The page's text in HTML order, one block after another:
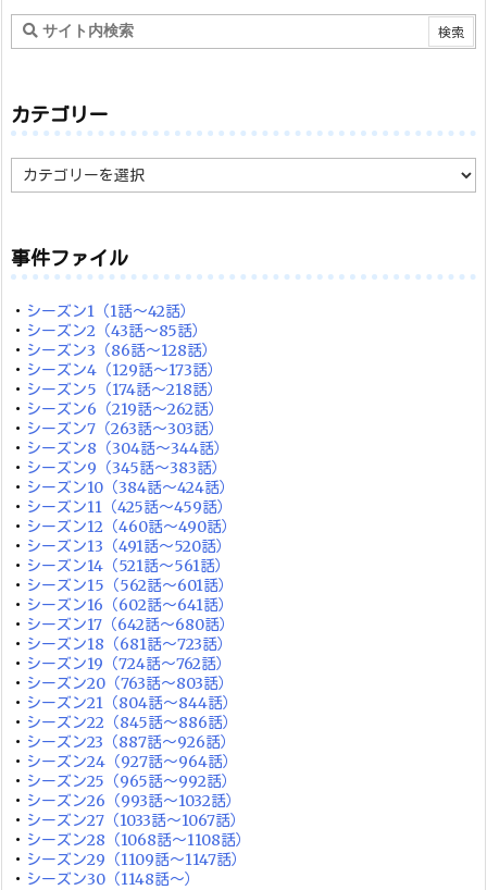
カテゴリー
カ
テ
ー
事件ファイル
・ シーズン1（1話～42話）
・ シーズン2（43話～85話）
・ シーズン3（86話～128話）
・ シーズン4（129話～173話）
・ シーズン5（174話～218話）
・ シーズン6（219話～262話）
・ シーズン7（263話～303話）
・ シーズン8（304話～344話）
・ シーズン9（345話～383話）
・ シーズン10（384話～424話）
・ シーズン11（425話～459話）
・ シーズン12（460話～490話）
・ シーズン13（491話～520話）
・ シーズン14（521話～561話）
・ シーズン15（562話～601話）
・ シーズン16（602話～641話）
・ シーズン17（642話～680話）
・ シーズン18（681話～723話）
・ シーズン19（724話～762話）
・ シーズン20（763話～803話）
・ シーズン21（804話～844話）
・ シーズン22（845話～886話）
・ シーズン23（887話～926話）
・ シーズン24（927話～964話）
・ シーズン25（965話～992話）
・ シーズン26（993話～1032話）
・ シーズン27（1033話～1067話）
・ シーズン28（1068話～1108話）
・ シーズン29（1109話～1147話）
・ シーズン30（1148話～）